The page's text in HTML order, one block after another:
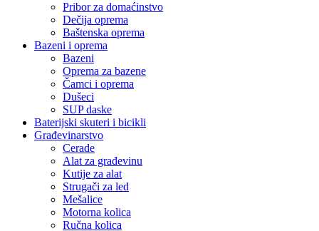
Pribor za domaćinstvo
Dečija oprema
Baštenska oprema
Bazeni i oprema
Bazeni
Oprema za bazene
Čamci i oprema
Dušeci
SUP daske
Baterijski skuteri i bicikli
Građevinarstvo
Cerade
Alat za građevinu
Kutije za alat
Strugači za led
Mešalice
Motorna kolica
Ručna kolica